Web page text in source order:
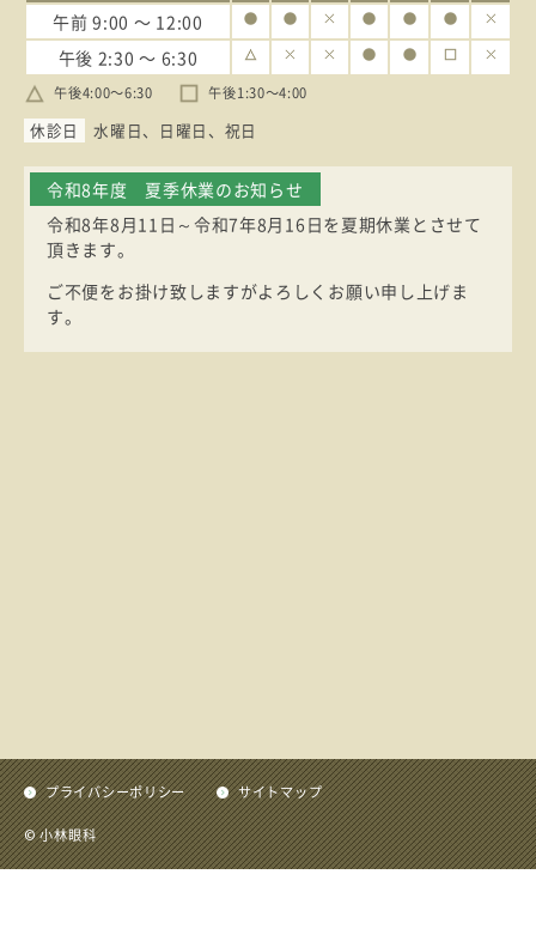
午前 9:00 〜 12:00
午後 2:30 〜 6:30
午後4:00〜6:30 午後1:30〜4:00
休診日 水曜日 日曜日 祝日
令和8年度 夏季休業のお知らせ
令和8年8月11日～令和7年8月16日を夏期休業とさせて
頂きます。
ご不便をお掛け致しますがよろしくお願い申し上げま
す。
プライバシーポリシー サイトマップ
©小林眼科